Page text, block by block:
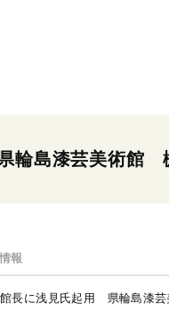
輪島漆芸美術館
報
館長に浅見氏起用 県輪島漆